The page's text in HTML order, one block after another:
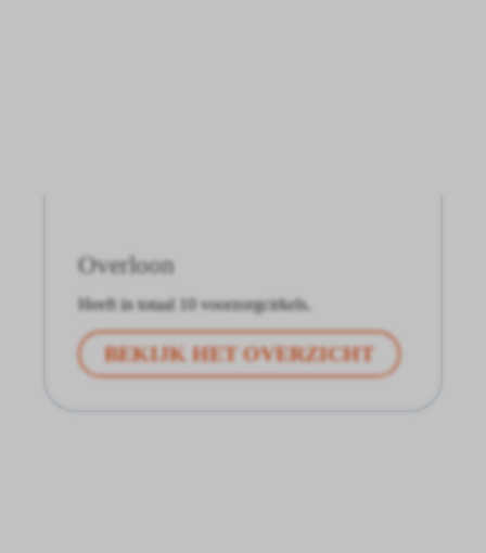
Overloon
Heeft in totaal 10 voorzorgcirkels.
BEKIJK HET OVERZICHT